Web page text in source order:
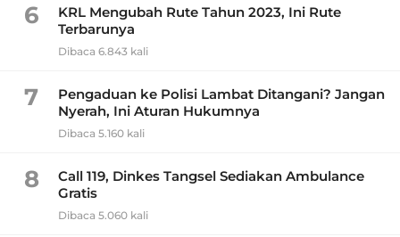
6
KRL Mengubah Rute Tahun 2023, Ini Rute
Terbarunya
Dibaca 6.843 kali
7
Pengaduan ke Polisi Lambat Ditangani? Jangan
Nyerah, Ini Aturan Hukumnya
Dibaca 5.160 kali
8
Call 119, Dinkes Tangsel Sediakan Ambulance
Gratis
Dibaca 5.060 kali